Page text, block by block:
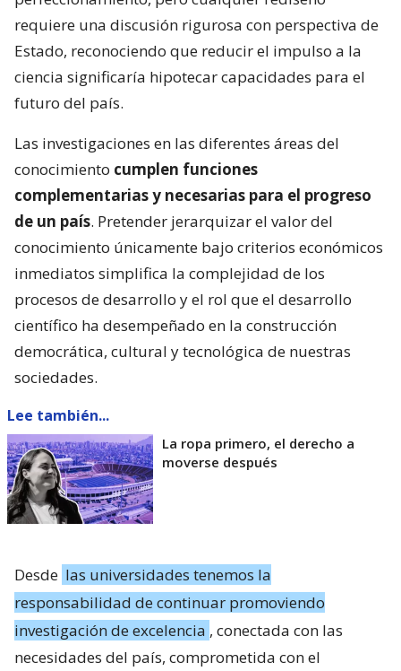
requiere una discusión rigurosa con perspectiva de
Estado, reconociendo que reducir el impulso a la
ciencia significaría hipotecar capacidades para el
futuro del país.
Las investigaciones en las diferentes áreas del
conocimiento cumplen funciones
complementarias y necesarias para el progreso
de un país. Pretender jerarquizar el valor del
conocimiento únicamente bajo criterios económicos
inmediatos simplifica la complejidad de los
procesos de desarrollo y el rol que el desarrollo
científico ha desempeñado en la construcción
democrática, cultural y tecnológica de nuestras
sociedades.
Lee también...
La ropa primero, el derecho a
moverse después
Desde las universidades tenemos la
responsabilidad de continuar promoviendo
investigación de excelencia , conectada con las
necesidades del país, comprometida con el